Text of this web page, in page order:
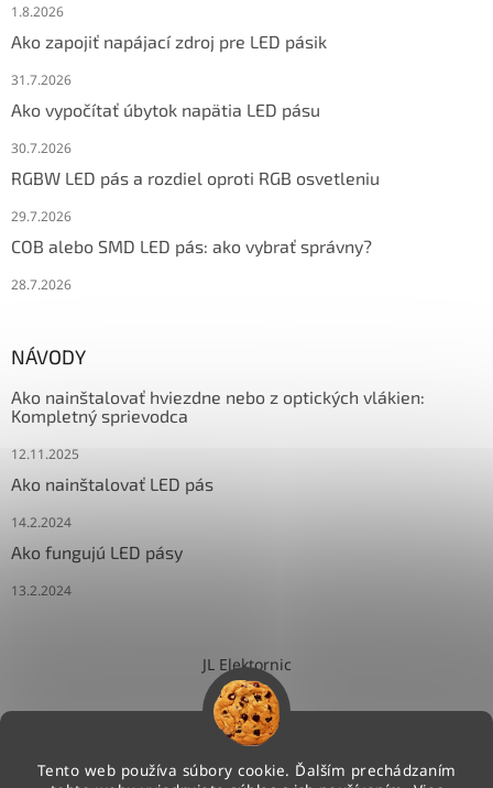
Tento web používa súbory cookie. Ďalším prechádzaním
1.8.2026
Ako zapojiť napájací zdroj pre LED pásik
31.7.2026
Ako vypočítať úbytok napätia LED pásu
30.7.2026
RGBW LED pás a rozdiel oproti RGB osvetleniu
29.7.2026
COB alebo SMD LED pás: ako vybrať správny?
28.7.2026
NÁVODY
Ako nainštalovať hviezdne nebo z optických vlákien:
Kompletný sprievodca
12.11.2025
Ako nainštalovať LED pás
14.2.2024
Ako fungujú LED pásy
13.2.2024
JL Elektornic